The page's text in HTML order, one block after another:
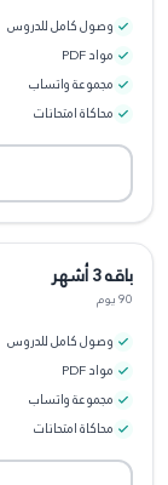
وصول كامل للدروس
مواد PDF
مجموعة واتساب
محاكاة امتحانات
باقه 3 أشهر
90 يوم
وصول كامل للدروس
مواد PDF
مجموعة واتساب
محاكاة امتحانات